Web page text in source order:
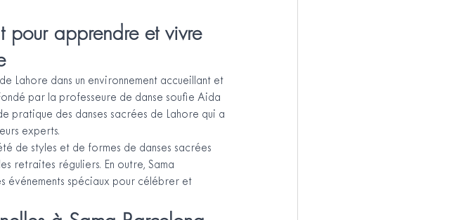
pour apprendre et vivre
Lahore dans un environnement accueillant et
par la professeure de danse soufie Aida
pratique des danses sacrées de Lahore qui a
experts.
de styles et de formes de danses sacrées
retraites réguliers. En outre, Sama
événements spéciaux pour célébrer et